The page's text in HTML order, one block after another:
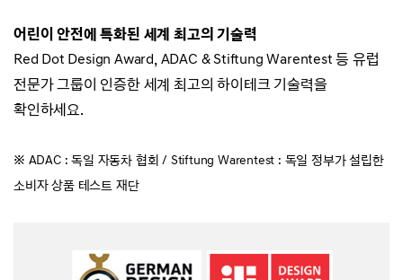
어린이 안전에 특화된 세계 최고의 기술력
Red Dot Design Award, ADAC & Stiftung Warentest 등 유럽
전문가 그룹이 인증한 세계 최고의 하이테크 기술력을
확인하세요.
※ ADAC : 독일 자동차 협회 / Stiftung Warentest : 독일 정부가 설립한
소비자 상품 테스트 재단